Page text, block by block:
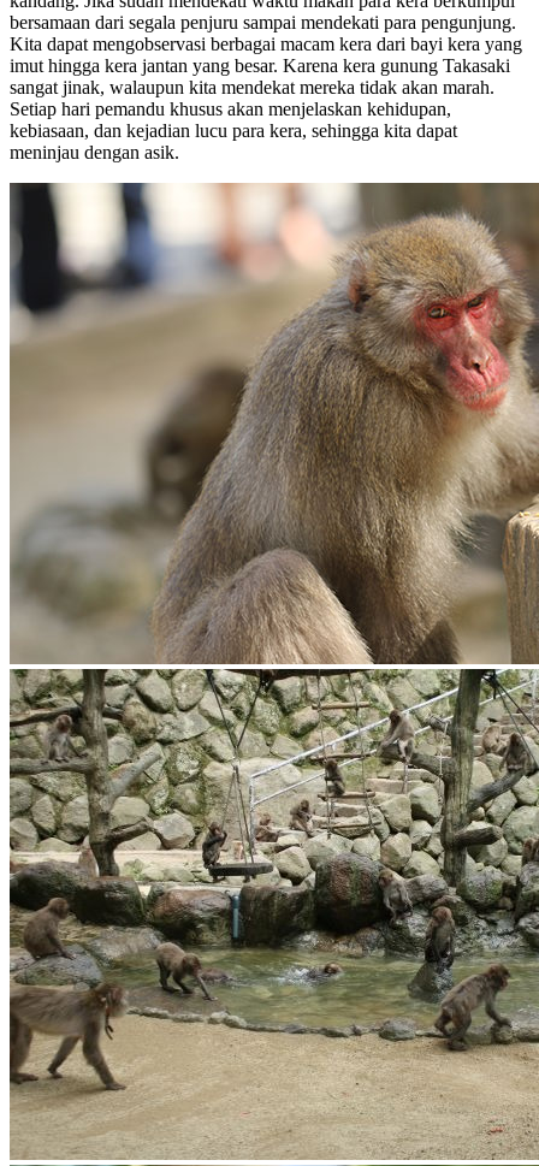
bersamaan dari segala penjuru sampai mendekati para pengunjung.
Kita dapat mengobservasi berbagai macam kera dari bayi kera yang
imut hingga kera jantan yang besar. Karena kera gunung Takasaki
sangat jinak, walaupun kita mendekat mereka tidak akan marah.
Setiap hari pemandu khusus akan menjelaskan kehidupan,
kebiasaan, dan kejadian lucu para kera, sehingga kita dapat
meninjau dengan asik.